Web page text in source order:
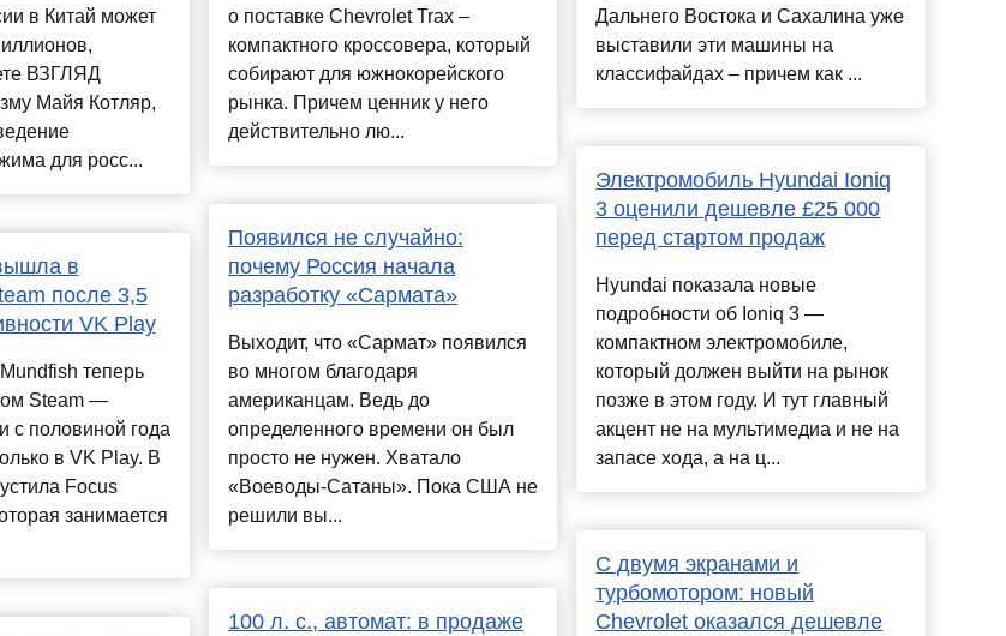
в Китай может
ВЗГЛЯД
Майя Котляр,
для росс...
в
после 3,5
VK Play
теперь
Steam —
с половиной года
в VK Play. В
Focus
занимается
о поставке Chevrolet Trax –
компактного кроссовера, который
собирают для южнокорейского
рынка. Причем ценник у него
действительно лю...
Появился не случайно:
почему Россия начала
разработку «Сармата»
Выходит, что «Сармат» появился
во многом благодаря
американцам. Ведь до
определенного времени он был
просто не нужен. Хватало
«Воеводы-Сатаны». Пока США не
решили вы...
100 л. с., автомат: в продаже
Дальнего Востока и Сахалина уже
выставили эти машины на
классифайдах – причем как ...
Электромобиль Hyundai Ioniq
3 оценили дешевле £25 000
перед стартом продаж
Hyundai показала новые
подробности об Ioniq 3 —
компактном электромобиле,
который должен выйти на рынок
позже в этом году. И тут главный
акцент не на мультимедиа и не на
запасе хода, а на ц...
С двумя экранами и
турбомотором: новый
Chevrolet оказался дешевле